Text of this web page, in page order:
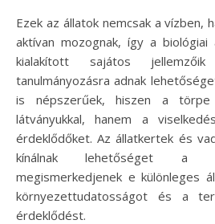
Ezek az állatok nemcsak a vízben,
aktívan mozognak, így a biológiai
kialakított sajátos jellemzőik
tanulmányozásra adnak
is népszerűek, hiszen a törpe
látványukkal, hanem a
érdeklődőket. Az állatkertek és
kínálnak lehetőséget a
megismerkedjenek e különleges
környezettudatosságot és a
érdeklődést.